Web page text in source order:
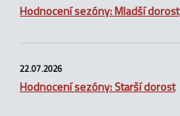
Hodnocení sezóny: Mladší dorost
22.07.2026
Hodnocení sezóny: Starší dorost